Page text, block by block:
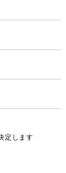
定します